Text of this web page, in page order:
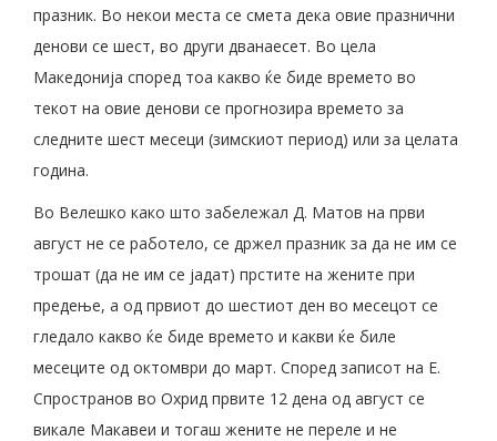
празник. Во некои места се смета дека овие празнични
денови се шест, во други дванаесет. Во цела
Македонија според тоа какво ќе биде времето во
текот на овие денови се прогнозира времето за
следните шест месеци (зимскиот период) или за целата
година.
Во Велешко како што забележал Д. Матов на први
август не се работело, се држел празник за да не им се
трошат (да не им се јадат) прстите на жените при
предење, а од првиот до шестиот ден во месецот се
гледало какво ќе биде времето и какви ќе биле
месеците од октомври до март. Според записот на Е.
Спространов во Охрид првите 12 дена од август се
викале Макавеи и тогаш жените не переле и не